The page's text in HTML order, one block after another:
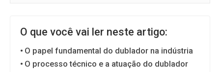
O que você vai ler neste artigo:
O papel fundamental do dublador na indústria
O processo técnico e a atuação do dublador